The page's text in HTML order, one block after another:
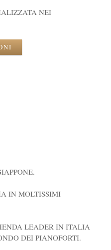
NEI
IN MOLTISSIMI
LEADER IN ITALIA
DEI PIANOFORTI.